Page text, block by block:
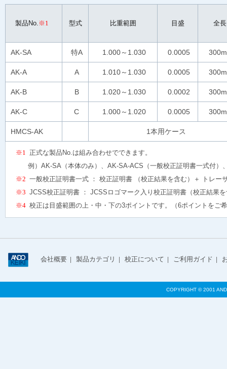
製品No. ※1 型式 比重範囲 目盛 全長
AK-SA 特A 1.000～1.030 0.0005
AK-A A 1.010～1.030 0.0005
AK-B B 1.020～1.030 0.0002
AK-C C 1.000～1.020 0.0005
HMCS-AK 1本用ケース
※1 正式な製品No.は組み合わせでできます。
例）AK-SA（本体のみ）、AK-SA-ACS（一般校正証明書一式付）
※2 一般校正証明書一式 ： 校正証明書 （校正結果を含む）＋ トレ
※3 JCSS校正証明書 ： JCSSロゴマーク入り校正証明書（校正結果
※4 校正は目盛範囲の上・中・下の3ポイントです。（6ポイントをご
会社概要 製品カテゴリ 校正について ご利用ガイド
COPYRIGHT © 2001